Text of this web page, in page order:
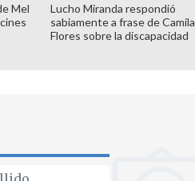
Mel
Lucho Miranda respondió
sabiamente a frase de Camila
Flores sobre la discapacidad